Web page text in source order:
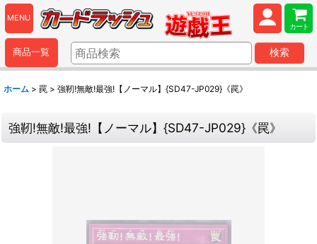
MENU
カート
商品一覧 検索
ホーム > 罠 > 強靭!無敵!最強!【ノーマル】{SD47-JP029}《罠》
強靭!無敵!最強!【ノーマル】{SD47-JP029}《罠》